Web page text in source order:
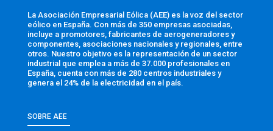
La Asociación Empresarial Eólica (AEE) es la voz del sector
eólico en España. Con más de 350 empresas asociadas,
incluye a promotores, fabricantes de aerogeneradores y
componentes, asociaciones nacionales y regionales, entre
otros. Nuestro objetivo es la representación de un sector
industrial que emplea a más de 37.000 profesionales en
España, cuenta con más de 280 centros industriales y
genera el 24% de la electricidad en el país.
SOBRE AEE